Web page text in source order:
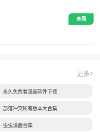
查看
更多>
永久免费看漫画软件下载
部落冲突所有版本大合集
虫虫漫画合集